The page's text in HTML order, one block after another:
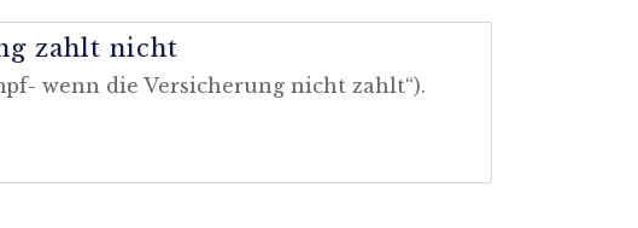
zahlt nicht
wenn die Versicherung nicht zahlt“).